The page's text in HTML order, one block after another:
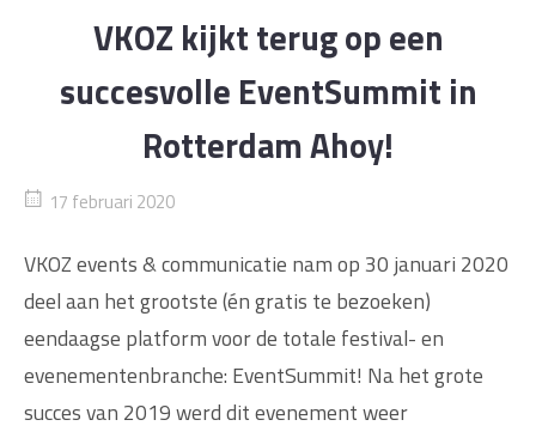
VKOZ kijkt terug op een
succesvolle EventSummit in
Rotterdam Ahoy!
17 februari 2020
VKOZ events & communicatie nam op 30 januari 2020
deel aan het grootste (én gratis te bezoeken)
eendaagse platform voor de totale festival- en
evenementenbranche: EventSummit! Na het grote
succes van 2019 werd dit evenement weer